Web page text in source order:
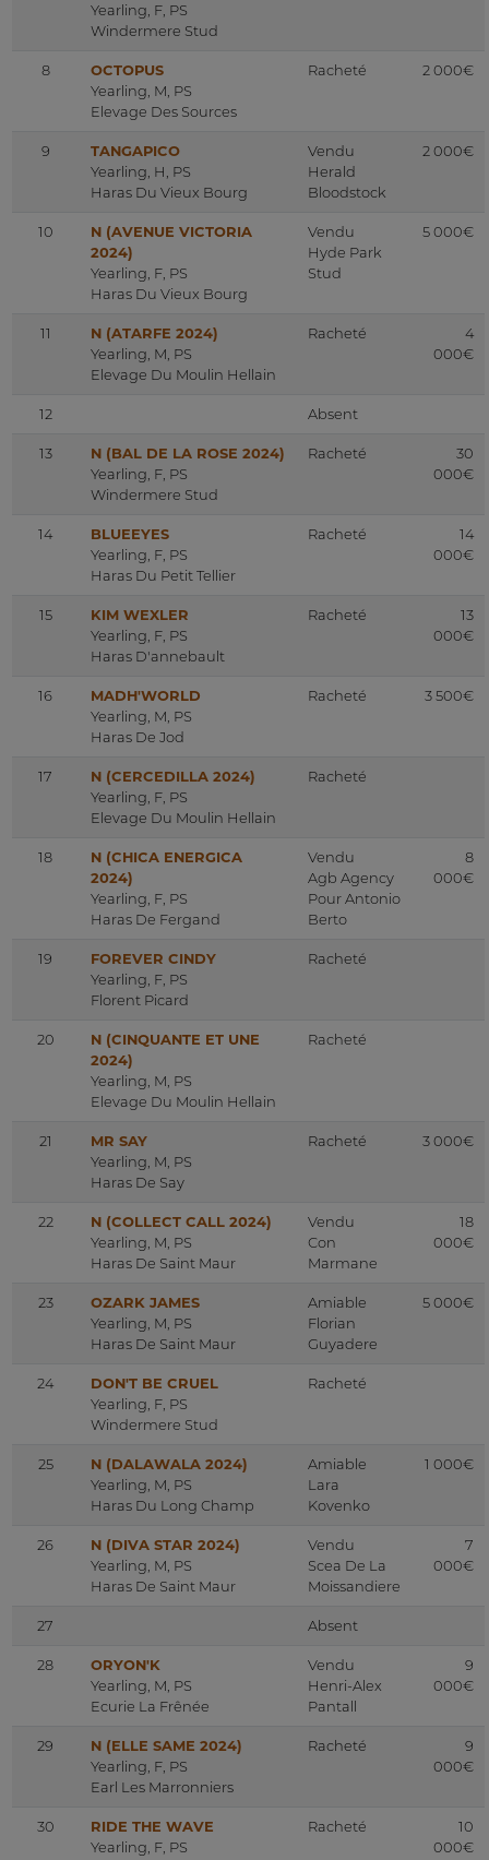
Yearling, F, PS
Windermere Stud
8
OCTOPUS
Yearling, M, PS
Elevage Des Sources
Racheté 2 000€
9
TANGAPICO
Yearling, H, PS
Haras Du Vieux Bourg
Vendu
Herald
Bloodstock
2 000€
10
N (AVENUE VICTORIA
2024)
Yearling, F, PS
Haras Du Vieux Bourg
Vendu
Hyde Park
Stud
5 000€
11
N (ATARFE 2024)
Yearling, M, PS
Elevage Du Moulin Hellain
Racheté
4
000€
12 Absent
13
N (BAL DE LA ROSE 2024)
Yearling, F, PS
Windermere Stud
Racheté
30
000€
14
BLUEEYES
Yearling, F, PS
Haras Du Petit Tellier
Racheté
14
000€
15
KIM WEXLER
Yearling, F, PS
Haras D'annebault
Racheté
13
000€
16
MADH'WORLD
Yearling, M, PS
Haras De Jod
Racheté 3 500€
17
N (CERCEDILLA 2024)
Yearling, F, PS
Elevage Du Moulin Hellain
Racheté
18
N (CHICA ENERGICA
2024)
Yearling, F, PS
Haras De Fergand
Vendu
Agb Agency
Pour Antonio
Berto
8
000€
19
FOREVER CINDY
Yearling, F, PS
Florent Picard
Racheté
20
N (CINQUANTE ET UNE
2024)
Yearling, M, PS
Elevage Du Moulin Hellain
Racheté
21
MR SAY
Yearling, M, PS
Haras De Say
Racheté 3 000€
22
N (COLLECT CALL 2024)
Yearling, M, PS
Haras De Saint Maur
Vendu
Con
Marmane
18
000€
23
OZARK JAMES
Yearling, M, PS
Haras De Saint Maur
Amiable
Florian
Guyadere
5 000€
24
DON'T BE CRUEL
Yearling, F, PS
Windermere Stud
Racheté
25
N (DALAWALA 2024)
Yearling, M, PS
Haras Du Long Champ
Amiable
Lara
Kovenko
1 000€
26
N (DIVA STAR 2024)
Yearling, M, PS
Haras De Saint Maur
Vendu
Scea De La
Moissandiere
7
000€
27 Absent
28
ORYON'K
Yearling, M, PS
Ecurie La Frênée
Vendu
Henri-Alex
Pantall
9
000€
29
N (ELLE SAME 2024)
Yearling, F, PS
Earl Les Marronniers
Racheté
9
000€
30
RIDE THE WAVE
Yearling, F, PS
Racheté
10
000€